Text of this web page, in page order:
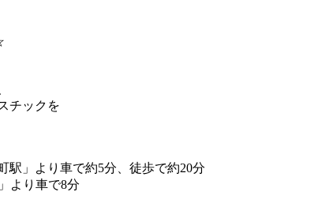
チックを
駅」より車で約5分、徒歩で約20分
り車で8分